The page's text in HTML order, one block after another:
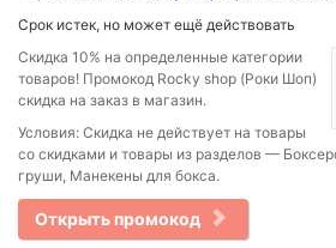
Срок истек, но может ещё действовать
Скидка 10% на определенные категории
товаров! Промокод Rocky shop (Роки Шоп)
скидка на заказ в магазин.
Условия: Скидка не действует на товары
со скидками и товары из разделов —
груши, Манекены для бокса.
Открыть промокод